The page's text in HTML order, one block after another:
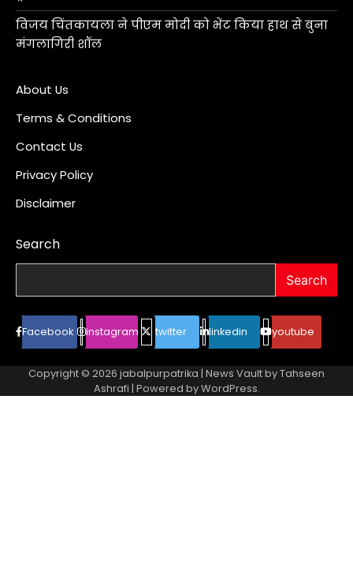
विजय चिंतकायला ने पीएम मोदी को भेंट किया हाथ से बुना
मंगलागिरी शॉल
About Us
Terms & Conditions
Contact Us
Privacy Policy
Disclaimer
Search
Search
Facebook instagram twitter linkedin youtube
Copyright © 2026 jabalpurpatrika | News Vault byTahseen
Ashrafi | Powered byWordPress.